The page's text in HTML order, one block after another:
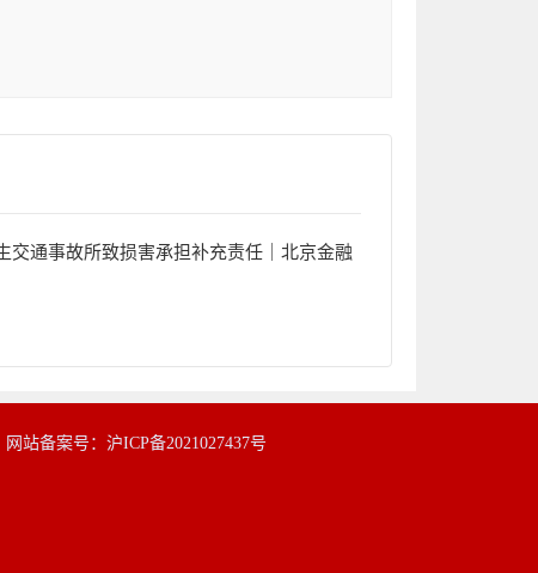
交通事故所致损害承担补充责任｜北京金融
网站备案号：沪ICP备2021027437号